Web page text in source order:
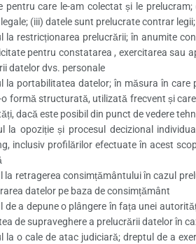
pentru care le-am colectat și le
(iii) datele sunt prelucrate contrar
la restricționarea prelucrării; în anumite
pentru constatarea , exercitarea sau
datelor dvs. personale
la portabilitatea datelor; în măsura în care
formă structurată, utilizată frecvent și
dacă este posibil din punct de vedere
la opoziție și procesul decizional
inclusiv profilărilor efectuate în acest
la retragerea consimțământului în cazul
datelor pe baza de consimțământ
de a depune o plângere în fața unei
de supraveghere a prelucrării datelor în
la o cale de atac judiciară; dreptul de a